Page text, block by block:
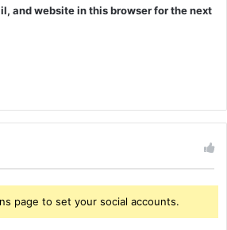
and website in this browser for the next
page to set your social accounts.